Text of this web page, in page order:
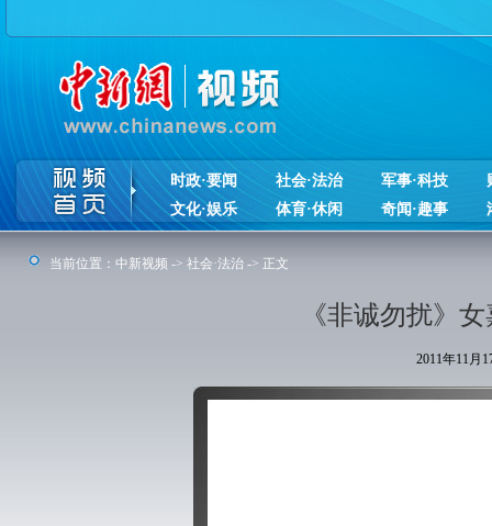
时政·要闻 社会·法治 军事·科技
文化·娱乐
体育·休闲 奇闻·趣事
当前位置： 中新视频 -> 社会·法治 -> 正文
《非诚勿扰》
2011年11月